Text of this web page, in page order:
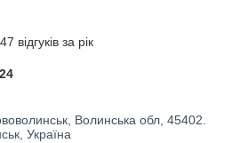
відгуків за рік
Волинська обл, 45402.
Україна